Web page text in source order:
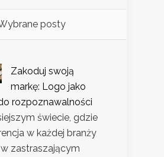
posty
Zakoduj swoją
markę: Logo jako
rozpoznawalności
świecie, gdzie
w każdej branży
zastraszającym